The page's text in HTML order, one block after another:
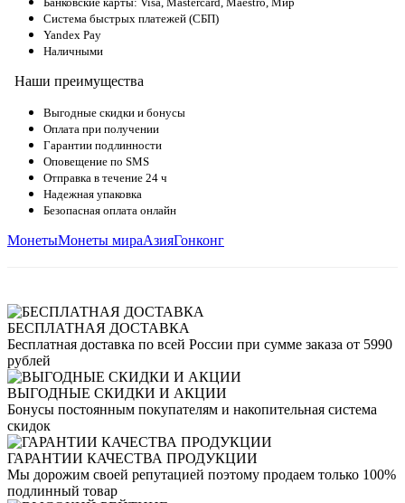
Система быстрых платежей (СБП)
Yandex Pay
Наличными
Наши преимущества
Выгодные скидки и бонусы
Оплата при получении
Гарантии подлинности
Оповещение по SMS
Отправка в течение 24 ч
Надежная упаковка
Безопасная оплата онлайн
МонетыМонеты мираАзияГонконг
БЕСПЛАТНАЯ ДОСТАВКА
Бесплатная доставка по всей России при сумме заказа от 5990
рублей
ВЫГОДНЫЕ СКИДКИ И АКЦИИ
Бонусы постоянным покупателям и накопительная система
скидок
ГАРАНТИИ КАЧЕСТВА ПРОДУКЦИИ
Мы дорожим своей репутацией поэтому продаем только 100%
подлинный товар